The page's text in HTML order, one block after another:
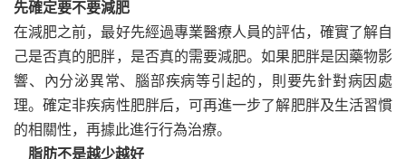
先確定要不要減肥
在減肥之前，最好先經過專業醫療人員的評估，確實了解自
己是否真的肥胖，是否真的需要減肥。如果肥胖是因藥物影
響、內分泌異常、腦部疾病等引起的，則要先針對病因處
理。確定非疾病性肥胖后，可再進一步了解肥胖及生活習慣
的相關性，再據此進行行為治療。
脂肪不是越少越好